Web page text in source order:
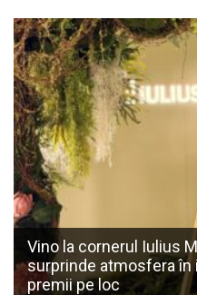
Vino la cornerul Iulius
surprinde atmosfera în
premii pe loc